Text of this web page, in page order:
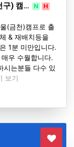
구) 캠… N H
(금천)캠프로 출
& 재배치등을
1분 미만입니다.
우 수월합니다.
시는분들 다수 있
보기